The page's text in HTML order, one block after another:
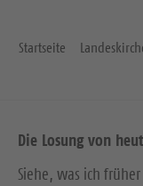
Startseite
Die Losung von
Siehe, was ich